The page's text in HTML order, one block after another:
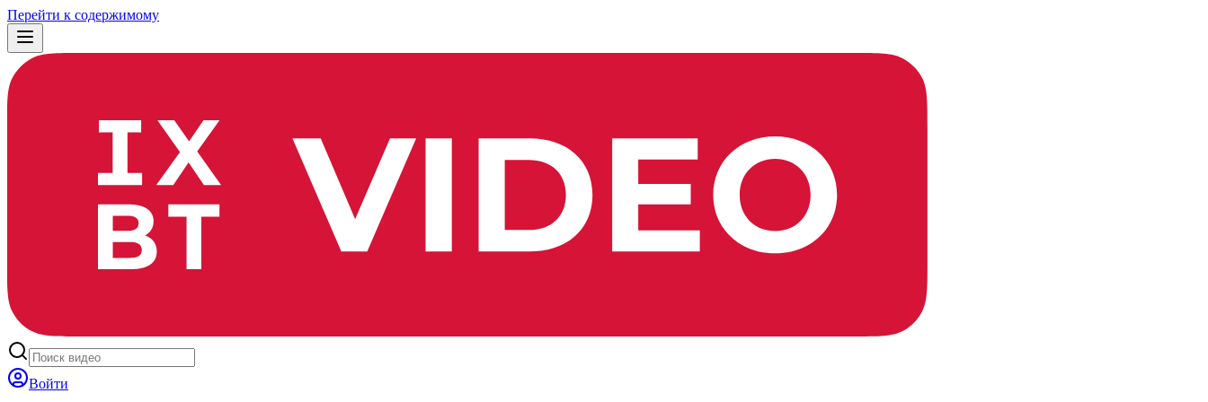
Перейти к содержимому
Войти